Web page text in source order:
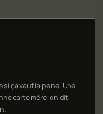
si ça vaut la peine. Une
carte mère, on dit